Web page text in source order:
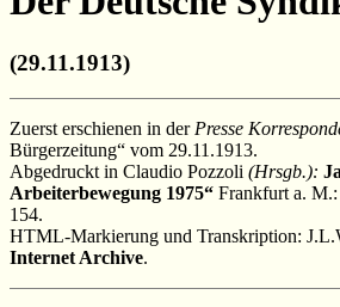
(29.11.1913)
Zuerst erschienen in derPresse
Bürgerzeitung“ vom 29.11.1913.
Abgedruckt in Claudio Pozzoli (Hrsgb.):
Arbeiterbewegung 1975“ Frankfurt a.
154.
HTML-Markierung und Transkription:
Internet Archive.